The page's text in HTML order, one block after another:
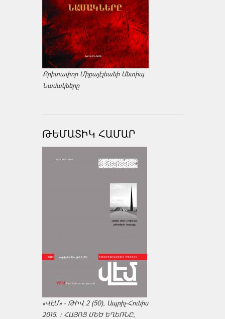
Քրիտափոր Միքայէլեանի Անտիպ
Նամակները
ԹԵՄԱՏԻԿ ՀԱՄԱՐ
«ՎԷՄ» - ԹԻՎ 2 (50), Ապրիլ-Հունիս
2015. : ՀԱՅՈՑ ՄԵԾ ԵՂԵՌՆԸ,